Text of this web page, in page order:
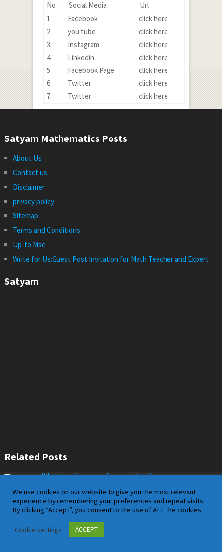
No. Social Media
Url
1.
Facebook
click here
2.
you tube
click here
3.
Instagram
click here
4.
Linkedin
click here
5.
Facebook Page
click here
6.
Twitter
click here
7.
Twitter click here
Satyam Mathematics Posts
About Us
Contact us
Disclaimer
privacy policy
Sitemap
Terms and Conditions
Up-to Msc
Write for Us:Guest Post Invitation for Math Teacher and Expert
Satyam
Related Posts
What is main cause of anger in hindi
We use cookies on our website to give you the most relevant
experience by remembering your preferences and repeat visits.
By clicking “Accept”, you consent to the use of ALL the cookies.
Cookie settings ACCEPT